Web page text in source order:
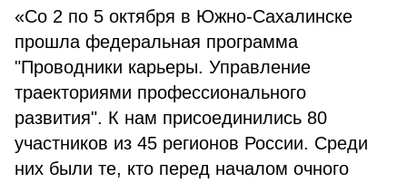
«Со 2 по 5 октября в Южно-Сахалинске
прошла федеральная программа
"Проводники карьеры. Управление
траекториями профессионального
развития". К нам присоединились 80
участников из 45 регионов России. Среди
них были те, кто перед началом очного